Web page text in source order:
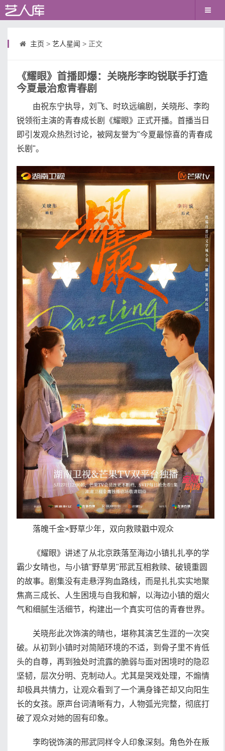
主页 > 艺人星闻 > 正文
《耀眼》首播即爆：关晓彤李昀锐联手打造
今夏最治愈青春剧
由祝东宁执导，刘飞、时玖远编剧，关晓彤、李昀
锐领衔主演的青春成长剧《耀眼》正式开播。首播当日
即引发观众热烈讨论，被网友誉为"今夏最惊喜的青春成
长剧"。
落魄千金×野草少年，双向救赎戳中观众
《耀眼》讲述了从北京跌落至海边小镇扎扎亭的学
霸少女晴也，与小镇"野草男"邢武互相救赎、破镜重圆
的故事。剧集没有走悬浮狗血路线，而是扎扎实实地聚
焦高三成长、人生困境与自我和解，以海边小镇的烟火
气和细腻生活细节，构建出一个真实可信的青春世界。
关晓彤此次饰演的晴也，堪称其演艺生涯的一次突
破。从初到小镇时对简陋环境的不适，到骨子里不肯低
头的自尊，再到独处时流露的脆弱与面对困境时的隐忍
坚韧，层次分明、克制动人。尤其是哭戏处理，不煽情
却极具共情力，让观众看到了一个满身锋芒却又向阳生
长的女孩。原声台词清晰有力，人物弧光完整，彻底打
破了观众对她的固有印象。
李昀锐饰演的邢武同样令人印象深刻。角色外在叛